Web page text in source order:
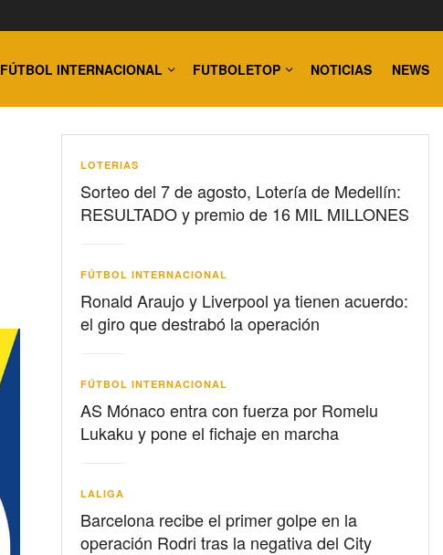
FÚTBOL INTERNACIONAL FUTBOLETOP NOTICIAS NEWS
LOTERIAS
Sorteo del 7 de agosto, Lotería de Medellín:
RESULTADO y premio de 16 MIL MILLONES
FÚTBOL INTERNACIONAL
Ronald Araujo y Liverpool ya tienen acuerdo:
el giro que destrabó la operación
FÚTBOL INTERNACIONAL
AS Mónaco entra con fuerza por Romelu
Lukaku y pone el fichaje en marcha
LALIGA
Barcelona recibe el primer golpe en la
operación Rodri tras la negativa del City